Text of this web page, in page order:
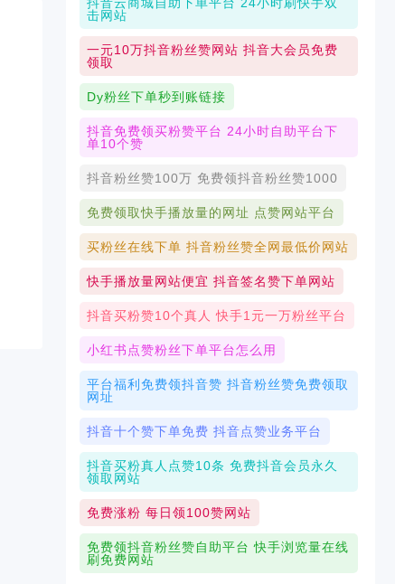
击网站
一元10万抖音粉丝赞网站 抖音大会员免费
领取
Dy粉丝下单秒到账链接
抖音免费领买粉赞平台 24小时自助平台下
单10个赞
抖音粉丝赞100万 免费领抖音粉丝赞1000
免费领取快手播放量的网址 点赞网站平台
买粉丝在线下单 抖音粉丝赞全网最低价网站
快手播放量网站便宜 抖音签名赞下单网站
抖音买粉赞10个真人 快手1元一万粉丝平台
小红书点赞粉丝下单平台怎么用
平台福利免费领抖音赞 抖音粉丝赞免费领取
网址
抖音十个赞下单免费 抖音点赞业务平台
抖音买粉真人点赞10条 免费抖音会员永久
领取网站
免费涨粉 每日领100赞网站
免费领抖音粉丝赞自助平台 快手浏览量在线
刷免费网站